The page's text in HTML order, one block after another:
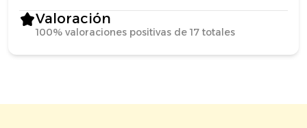
Valoración
100% valoraciones positivas de 17 totales